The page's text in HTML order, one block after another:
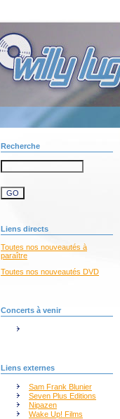
Recherche
Liens directs
Toutes nos nouveautés à
paraître
Toutes nos nouveautés DVD
Concerts à venir
Liens externes
Sam Frank Blunier
Seven Plus Editions
Nipazen
Wake Up! Films